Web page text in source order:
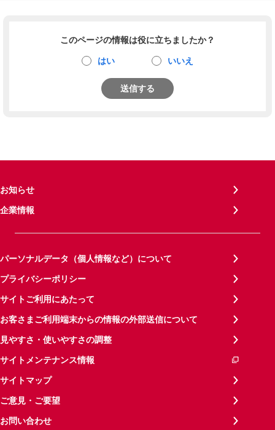
このページの情報は役に立ちましたか？
はい いいえ
送信する
お知らせ
企業情報
パーソナルデータ（個人情報など）について
プライバシーポリシー
サイトご利用にあたって
お客さまご利用端末からの情報の外部送信について
見やすさ・使いやすさの調整
サイトメンテナンス情報
サイトマップ
ご意見・ご要望
お問い合わせ